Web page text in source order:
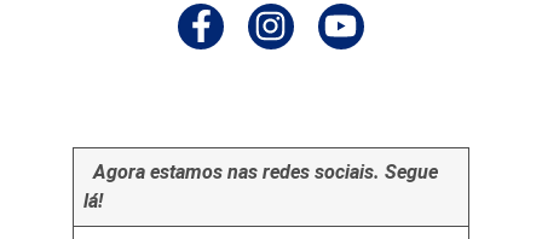
Agora estamos nas redes sociais. Segue
lá!